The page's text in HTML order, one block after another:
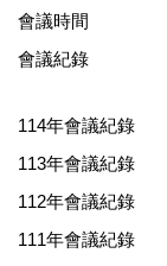
會議時間
會議紀錄
114年會議紀錄
113年會議紀錄
112年會議紀錄
111年會議紀錄